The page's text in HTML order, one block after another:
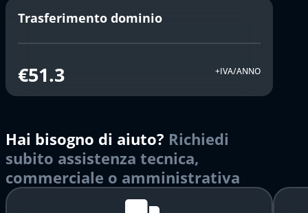
Trasferimento dominio
€51.3 +IVA/ANNO
Hai bisogno di aiuto? Richiedi
subito assistenza tecnica,
commerciale o amministrativa